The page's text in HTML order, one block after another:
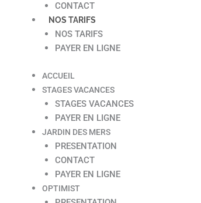
CONTACT
NOS TARIFS
NOS TARIFS
PAYER EN LIGNE
ACCUEIL
STAGES VACANCES
STAGES VACANCES
PAYER EN LIGNE
JARDIN DES MERS
PRESENTATION
CONTACT
PAYER EN LIGNE
OPTIMIST